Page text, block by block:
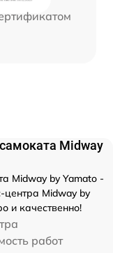
Midway
Midway by Yamato -
Midway by
и качественно!
работ